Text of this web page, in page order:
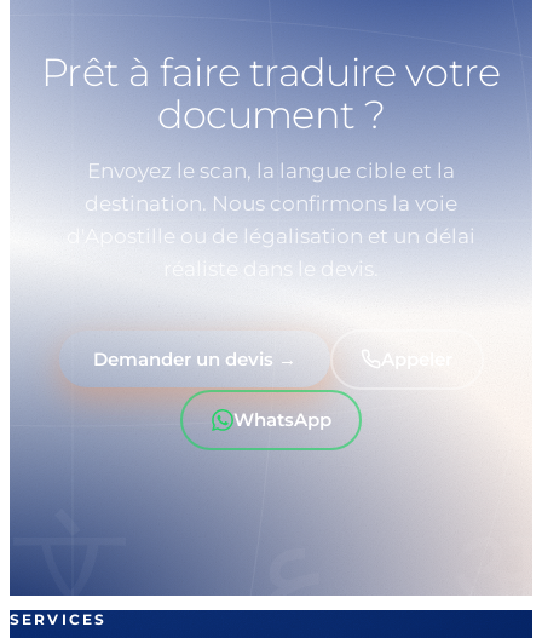
Prêt à faire traduire votre
document ?
Envoyez le scan, la langue cible et la
destination. Nous confirmons la voie
d'Apostille ou de légalisation et un délai
réaliste dans le devis.
Demander un devis → Appeler
WhatsApp
SERVICES